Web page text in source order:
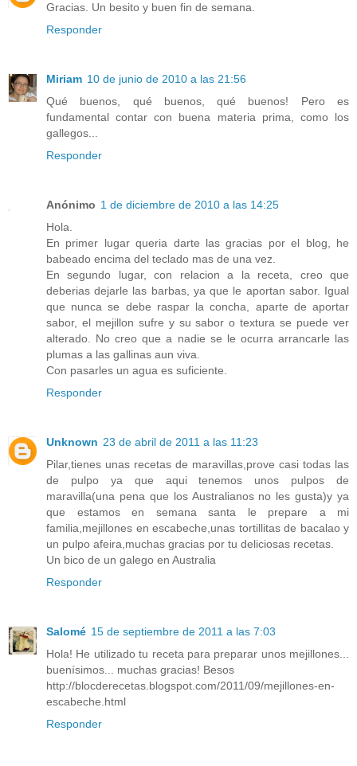
Gracias. Un besito y buen fin de semana.
Responder
Miriam 10 de junio de 2010 a las 21:56
Qué buenos, qué buenos, qué buenos! Pero es
fundamental contar con buena materia prima, como los
gallegos...
Responder
Anónimo 1 de diciembre de 2010 a las 14:25
Hola.
En primer lugar queria darte las gracias por el blog, he
babeado encima del teclado mas de una vez.
En segundo lugar, con relacion a la receta, creo que
deberias dejarle las barbas, ya que le aportan sabor. Igual
que nunca se debe raspar la concha, aparte de aportar
sabor, el mejillon sufre y su sabor o textura se puede ver
alterado. No creo que a nadie se le ocurra arrancarle las
plumas a las gallinas aun viva.
Con pasarles un agua es suficiente.
Responder
Unknown 23 de abril de 2011 a las 11:23
Pilar,tienes unas recetas de maravillas,prove casi todas las
de pulpo ya que aqui tenemos unos pulpos de
maravilla(una pena que los Australianos no les gusta)y ya
que estamos en semana santa le prepare a mi
familia,mejillones en escabeche,unas tortillitas de bacalao y
un pulpo afeira,muchas gracias por tu deliciosas recetas.
Un bico de un galego en Australia
Responder
Salomé 15 de septiembre de 2011 a las 7:03
Hola! He utilizado tu receta para preparar unos mejillones...
buenísimos... muchas gracias! Besos
http://blocderecetas.blogspot.com/2011/09/mejillones-en-
escabeche.html
Responder